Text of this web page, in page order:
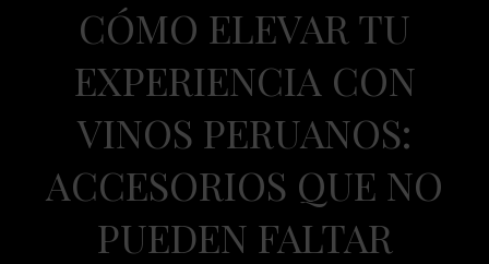
CÓMO ELEVAR TU
EXPERIENCIA CON
VINOS PERUANOS:
ACCESORIOS QUE NO
PUEDEN FALTAR